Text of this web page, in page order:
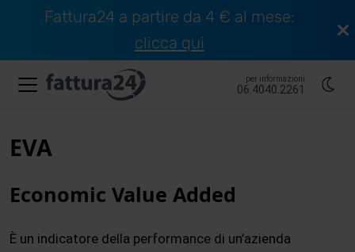
Fattura24 a partire da 4 € al mese:
clicca qui
per informazioni
06.4040.2261
EVA
Economic Value Added
È un indicatore della performance di un’azienda